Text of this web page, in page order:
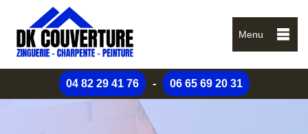
Menu
04 82 29 41 76 - 06 65 69 20 31